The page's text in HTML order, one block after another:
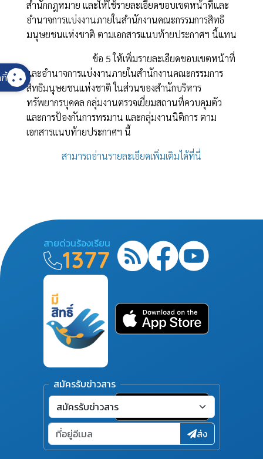
สำนักกฎหมาย และให้ใช้รายละเอียดขอบเขตหน้าที่และ
อำนาจการแบ่งงานภายในสำนักงานคณะกรรมการสิทธิ
มนุษยชนแห่งชาติ ตามเอกสารแนบท้ายประกาศฯ นี้แทน
ข้อ 5ให้เพิ่มรายละเอียดขอบเขตหน้าที่
และอำนาจการแบ่งงานภายในสำนักงานคณะกรรมการ
สิทธิมนุษยชนแห่งชาติ ในส่วนของสำนักบริหาร
ทรัพยากรบุคคล กลุ่มงานตรวจเยี่ยมสถานที่ควบคุมตัว
และการป้องกันการทรมาน และกลุ่มงานนิติการ ตาม
เอกสารแนบท้ายประกาศฯ นี้
สามารถอ่านรายละเอียดเพิ่มเติมได้ที่นี่
สายด่วนร้องเรียน
1377
สมัครรับข่าวสาร
ส่ง